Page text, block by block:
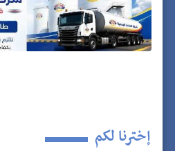
إخترنا لكم